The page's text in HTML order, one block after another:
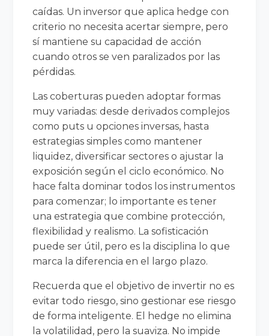
caídas. Un inversor que aplica hedge con
criterio no necesita acertar siempre, pero
sí mantiene su capacidad de acción
cuando otros se ven paralizados por las
pérdidas.
Las coberturas pueden adoptar formas
muy variadas: desde derivados complejos
como puts u opciones inversas, hasta
estrategias simples como mantener
liquidez, diversificar sectores o ajustar la
exposición según el ciclo económico. No
hace falta dominar todos los instrumentos
para comenzar; lo importante es tener
una estrategia que combine protección,
flexibilidad y realismo. La sofisticación
puede ser útil, pero es la disciplina lo que
marca la diferencia en el largo plazo.
Recuerda que el objetivo de invertir no es
evitar todo riesgo, sino gestionar ese riesgo
de forma inteligente. El hedge no elimina
la volatilidad, pero la suaviza. No impide